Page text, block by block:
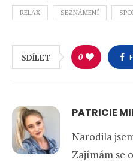
RELAX SEZNÁMENÍ
SDÍLET 0
PATRICIE
Narodila
Zajímám se